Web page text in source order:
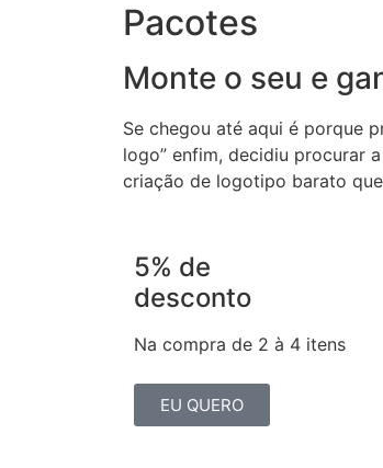
Pacotes
Monte o seu e
Se chegou até aqui é porque
logo” enfim, decidiu procurar
criação de logotipo barato
5% de
desconto
Na compra de 2 à 4 itens
EU QUERO